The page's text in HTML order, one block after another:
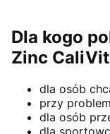
Dla kogo
Zinc
dla osób
przy
dla osób
dla